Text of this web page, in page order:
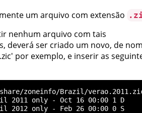
um arquivo com extensão
nenhum arquivo com tais
deverá ser criado um novo, de
por exemplo, e inserir as
zoneinfo/Brazil/
2011 only - Oct 16 00:00 1 D
2012 only - Feb 26 00:00 0 S